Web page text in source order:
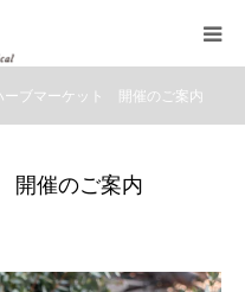
ーブマーケット 開催のご案内
開催のご案内